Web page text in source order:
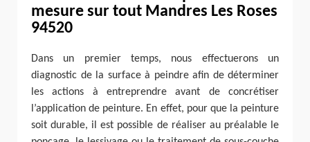
mesure sur tout Mandres Les Roses
94520
Dans un premier temps, nous effectuerons un
diagnostic de la surface à peindre afin de déterminer
les actions à entreprendre avant de concrétiser
l’application de peinture. En effet, pour que la peinture
soit durable, il est possible de réaliser au préalable le